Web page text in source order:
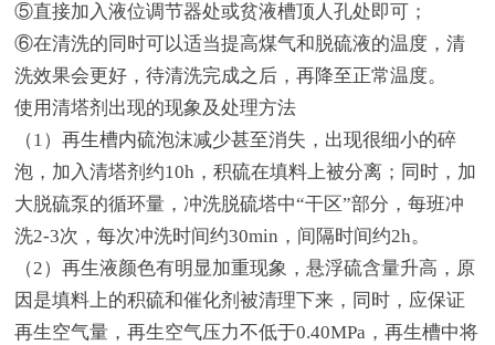
⑤直接加入液位调节器处或贫液槽顶人孔处即可；
⑥在清洗的同时可以适当提高煤气和脱硫液的温度，清
洗效果会更好，待清洗完成之后，再降至正常温度。
使用清塔剂出现的现象及处理方法
（1）再生槽内硫泡沫减少甚至消失，出现很细小的碎
泡，加入清塔剂约10h，积硫在填料上被分离；同时，加
大脱硫泵的循环量，冲洗脱硫塔中“干区”部分，每班冲
洗2-3次，每次冲洗时间约30min，间隔时间约2h。
（2）再生液颜色有明显加重现象，悬浮硫含量升高，原
因是填料上的积硫和催化剂被清理下来，同时，应保证
再生空气量，再生空气压力不低于0.40MPa，再生槽中将